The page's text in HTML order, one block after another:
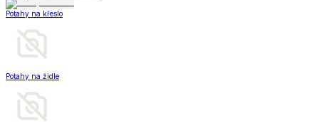
Potahy na křeslo
Potahy na židle